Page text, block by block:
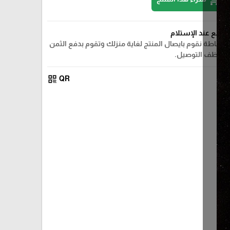
الدفع عند الإستلام
ببساطة نقوم بايصال المنتج لغاية منزلك وتقوم بدفع الثمن
لموظف التوصيل.
QR
qr_code